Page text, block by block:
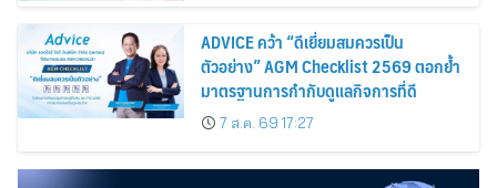
ADVICE คว้า “ดีเยี่ยมสมควรเป็น
ตัวอย่าง” AGM Checklist 2569 ตอกย้ำ
มาตรฐานการกำกับดูแลกิจการที่ดี
7 ส.ค. 69 17:27